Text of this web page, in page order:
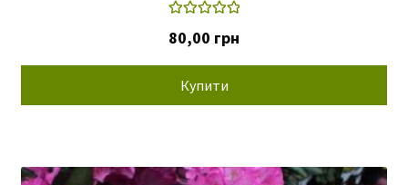
5.00з 5
80,00 грн
Купити